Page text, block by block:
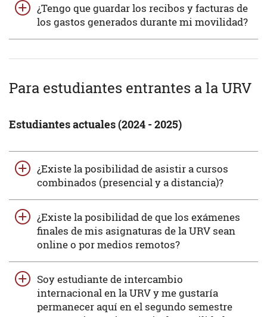
¿Tengo que guardar los recibos y facturas de
los gastos generados durante mi movilidad?
Para estudiantes entrantes a la URV
Estudiantes actuales (2024 - 2025)
¿Existe la posibilidad de asistir a cursos
combinados (presencial y a distancia)?
¿Existe la posibilidad de que los exámenes
finales de mis asignaturas de la URV sean
online o por medios remotos?
Soy estudiante de intercambio
internacional en la URV y me gustaría
permanecer aquí en el segundo semestre